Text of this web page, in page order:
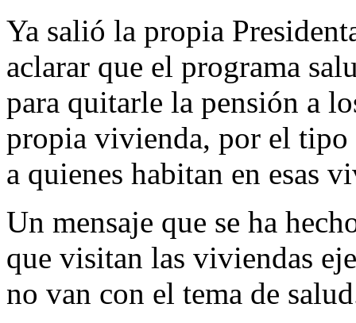
Ya salió la propia
aclarar que el programa
para quitarle la pensión a
propia vivienda, por el tipo
a quienes habitan en esas
Un mensaje que se ha
que visitan las viviendas
no van con el tema de